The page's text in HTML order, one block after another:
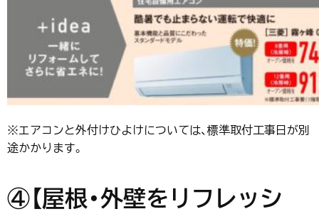
※エアコンと外付けひよけについては、標準取付工事日が別
途かかります。
④【屋根・外壁をリフレッシ